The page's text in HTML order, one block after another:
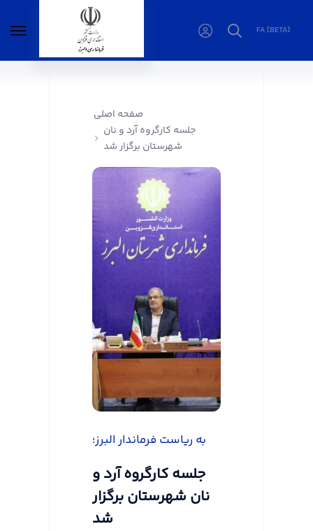
FA [BETA]
صفحه اصلی
جلسه کارگروه آرد و نان
شهرستان برگزار شد
به ریاست فرماندار البرز؛
جلسه کارگروه آرد و
نان شهرستان برگزار
شد